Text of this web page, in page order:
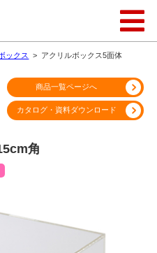
ックス > アクリルボックス5面体
角
商品一覧ページへ
カタログ・資料ダウンロード